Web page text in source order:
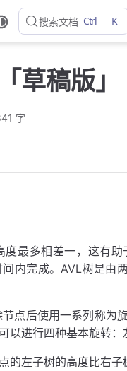
搜索文档 Ctrl K
草稿版」
字
最多相差一，这有
间内完成。AVL树是
点后使用一系列称为
以进行四种基本旋转
的左子树的高度比右